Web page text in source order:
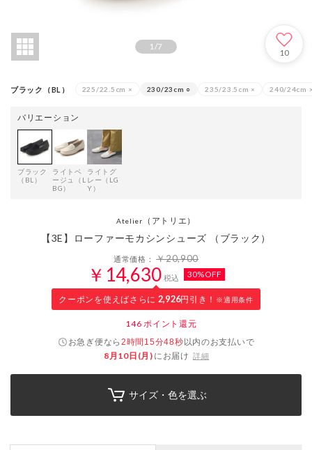
1/7
10
ブラック（BL） 225/22.5cm × 230/23cm ○ 235/23.5cm × 240/24cm
バリエーション
ブラック
（BL）
ライトベ
ージュ（L
BG）
ライトグ
レー（LG
Y）
Atelier （アトリエ）
【3E】ローファーモカシンシューズ （ブラック）
通常価格：￥20,900
￥14,630 税込 30%OFF
クーポンを使えばさらに 2,926円引き！ ※適用条件
146 ポイント還元
お急ぎ便なら2時間15分48秒以内のお支払いで
8月10日(月) にお届け 詳細
サイズ・色を選ぶ